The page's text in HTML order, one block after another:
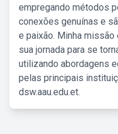
empregando métodos
conexões genuínas e
e paixão. Minha
sua jornada para se
utilizando abordagens
pelas principais
dsw.aau.edu.et.